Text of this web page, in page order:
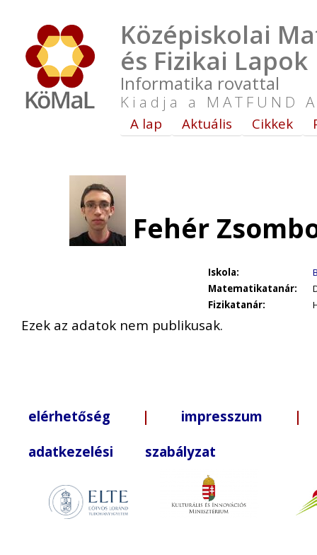
Középiskolai
és Fizikai Lapok
Informatika rovattal
Kiadja a MATFUND
A lap Aktuális Cikkek
Fehér
Iskola:
Matematikatanár:
Fizikatanár:
Ezek az adatok nem publikusak.
elérhetőség | impresszum |
adatkezelési szabályzat